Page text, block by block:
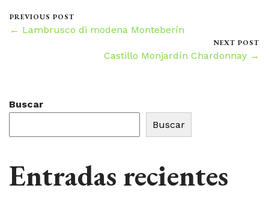
PREVIOUS POST
← Lambrusco di modena Monteberín
NEXT POST
Castillo Monjardín Chardonnay →
Buscar
Buscar
Entradas recientes